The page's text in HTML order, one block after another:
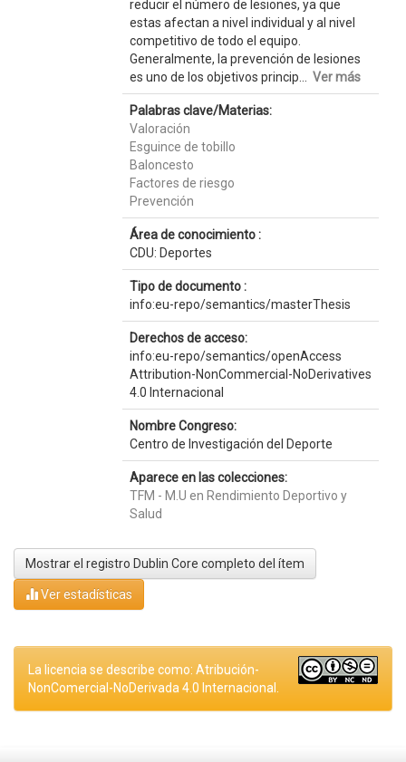
reducir el número de lesiones, ya que
estas afectan a nivel individual y al nivel
competitivo de todo el equipo.
Generalmente, la prevención de lesiones
es uno de los objetivos princip... Ver más
Palabras clave/Materias:
Valoración
Esguince de tobillo
Baloncesto
Factores de riesgo
Prevención
Área de conocimiento :
CDU: Deportes
Tipo de documento :
info:eu-repo/semantics/masterThesis
Derechos de acceso:
info:eu-repo/semantics/openAccess
Attribution-NonCommercial-NoDerivatives
4.0 Internacional
Nombre Congreso:
Centro de Investigación del Deporte
Aparece en las colecciones:
TFM - M.U en Rendimiento Deportivo y
Salud
Mostrar el registro Dublin Core completo del ítem
Ver estadísticas
La licencia se describe como: Atribución-
NonComercial-NoDerivada 4.0 Internacional.